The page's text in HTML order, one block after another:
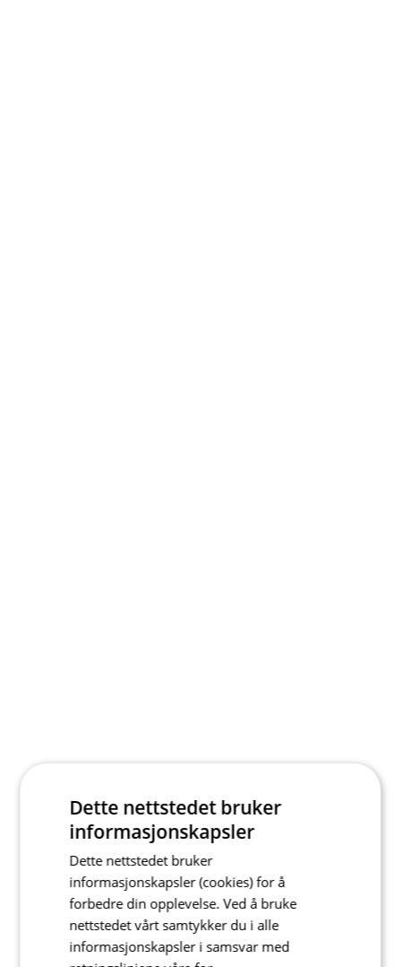
Dette nettstedet bruker
informasjonskapsler
Dette nettstedet bruker
informasjonskapsler (cookies) for å
forbedre din opplevelse. Ved å bruke
nettstedet vårt samtykker du i alle
informasjonskapsler i samsvar med